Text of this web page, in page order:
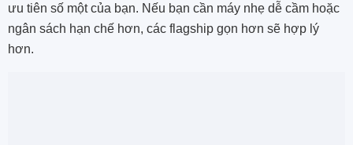
ưu tiên số một của bạn. Nếu bạn cần máy nhẹ dễ cầm hoặc
ngân sách hạn chế hơn, các flagship gọn hơn sẽ hợp lý
hơn.